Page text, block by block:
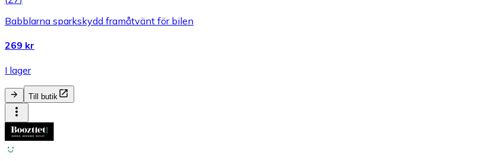
Babblarna sparkskydd framåtvänt för bilen
269 kr
I lager
Till butik